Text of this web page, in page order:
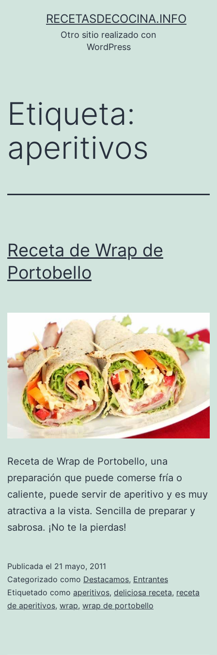
RECETASDECOCINA.INFO
Otro sitio realizado con
WordPress
Etiqueta:
aperitivos
Receta de Wrap de
Portobello
Receta de Wrap de Portobello, una
preparación que puede comerse fría o
caliente, puede servir de aperitivo y es muy
atractiva a la vista. Sencilla de preparar y
sabrosa. ¡No te la pierdas!
Publicada el 21 mayo, 2011
Categorizado como Destacamos, Entrantes
Etiquetado como aperitivos, deliciosa receta, receta
de aperitivos, wrap, wrap de portobello